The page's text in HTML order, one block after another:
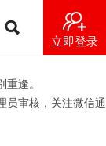
立即登录
逢。
员审核，关注微信通